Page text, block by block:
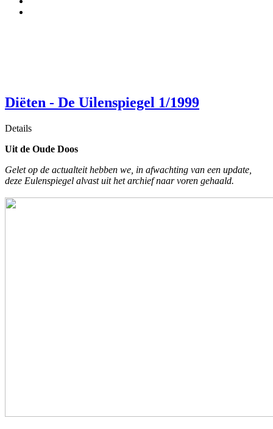
Diёten - De Uilenspiegel 1/1999
Details
Uit de Oude Doos
Gelet op de actualteit hebben we, in afwachting van een update,
deze Eulenspiegel alvast uit het archief naar voren gehaald.